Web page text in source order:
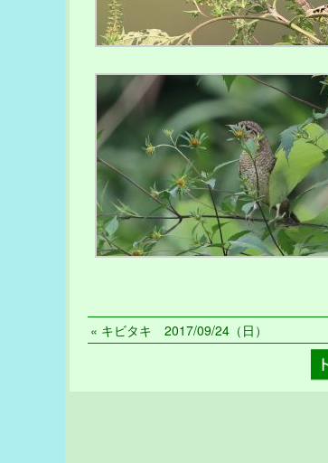
« キビタキ 2017/09/24（日）